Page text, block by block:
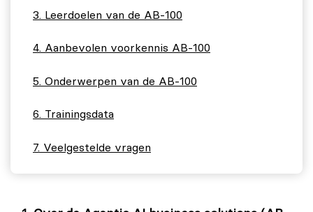
Leerdoelen van de AB-100
Aanbevolen voorkennis AB-100
Onderwerpen van de AB-100
Trainingsdata
Veelgestelde vragen